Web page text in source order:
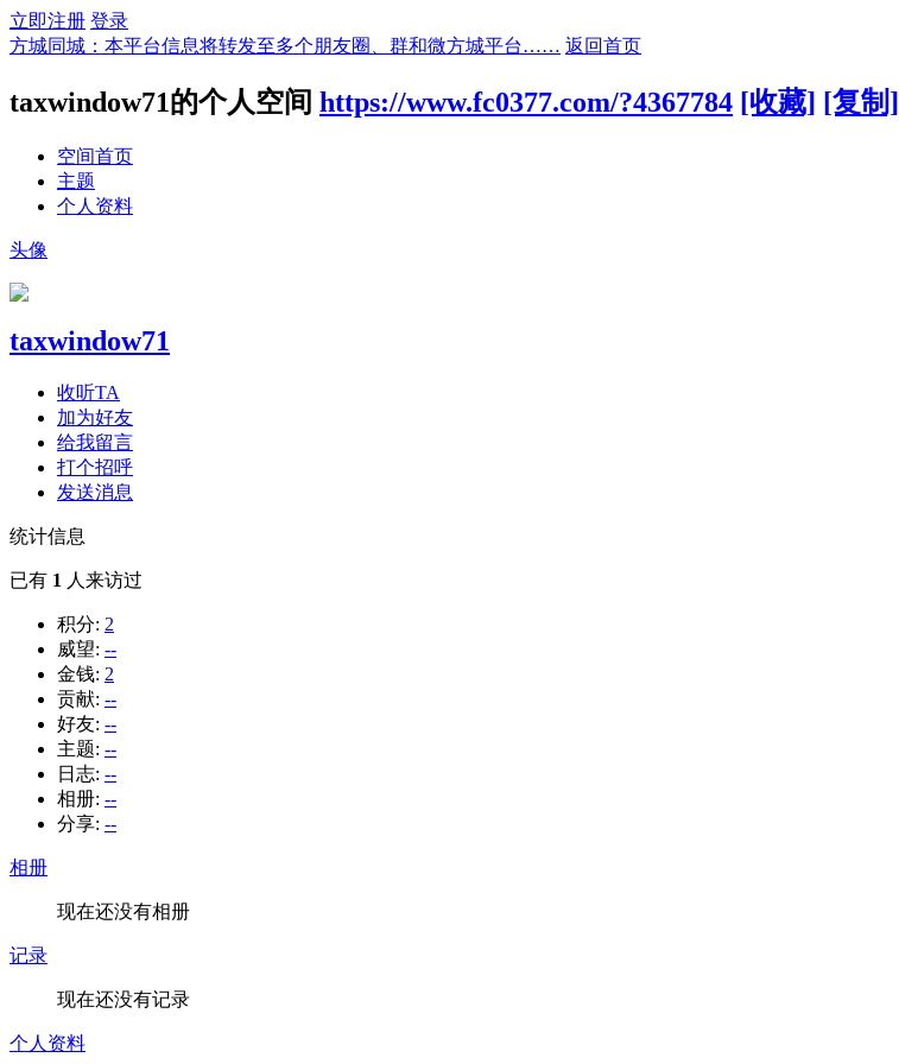
立即注册 登录
方城同城：本平台信息将转发至多个朋友圈、群和微方城平台…… 返回首页
taxwindow71的个人空间 https://www.fc0377.com/?4367784 [收藏] [复制]
空间首页
主题
个人资料
头像
taxwindow71
收听TA
加为好友
给我留言
打个招呼
发送消息
统计信息
已有 1 人来访过
积分: 2
威望: --
金钱: 2
贡献: --
好友: --
主题: --
日志: --
相册: --
分享: --
相册
现在还没有相册
记录
现在还没有记录
个人资料